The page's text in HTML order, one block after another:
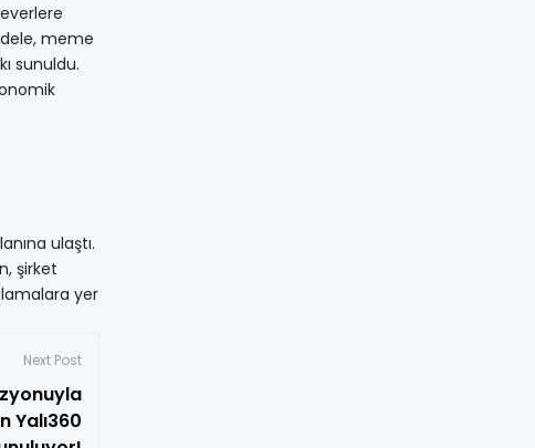
meme
sunuldu.
ulaştı.
şirket
yer
Next Post
Yalı360